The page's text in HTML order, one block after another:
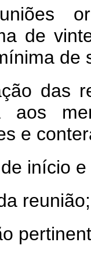
de
de
das
aos
e
início
reunião;